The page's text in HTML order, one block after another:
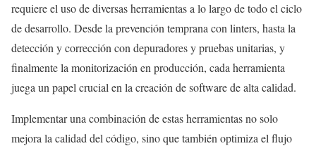
requiere el uso de diversas herramientas a lo largo de todo el ciclo
de desarrollo. Desde la prevención temprana con linters, hasta la
detección y corrección con depuradores y pruebas unitarias, y
finalmente la monitorización en producción, cada herramienta
juega un papel crucial en la creación de software de alta calidad.
Implementar una combinación de estas herramientas no solo
mejora la calidad del código, sino que también optimiza el flujo